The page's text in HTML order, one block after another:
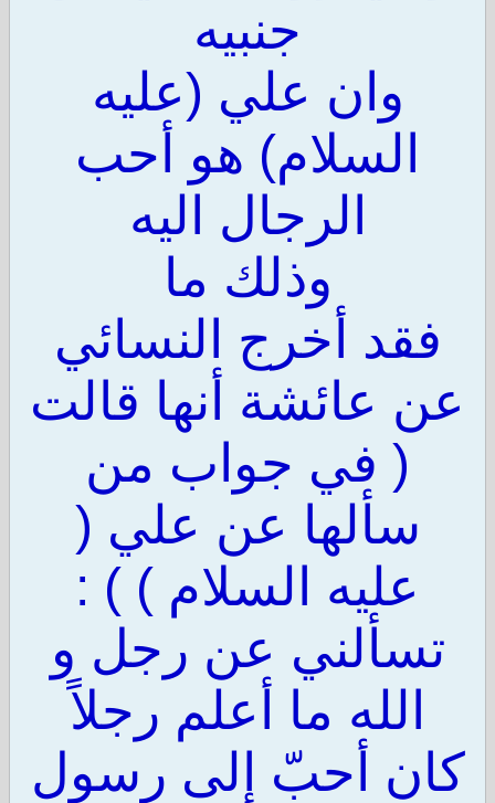
جنبيه
وان علي (عليه
السلام) هو أحب
الرجال اليه
وذلك ما
فقد أخرج النسائي
عن عائشة أنها قالت
( في جواب من
سألها عن علي (
عليه السلام ) ) :
تسألني عن رجل و
الله ما أعلم رجلاً
كان أحبّ إلى رسول